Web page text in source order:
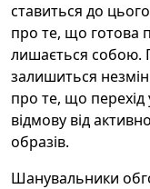
ставиться до
про те, що готова
лишається собою.
залишиться
про те, що перехід
відмову від
образів.
Шанувальники